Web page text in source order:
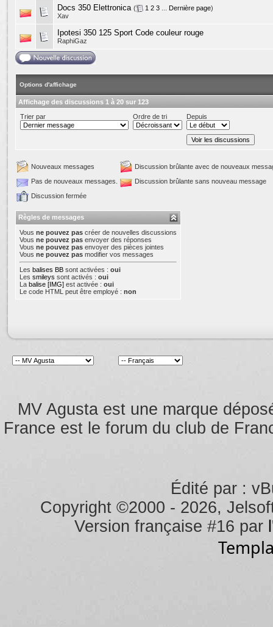
Docs 350 Elettronica ( 1 2 3 Dernière page)
Xav
Ipotesi 350 125 Sport Code couleur rouge
RaphiGaz
Options d'affichage
Affichage des discussions 1 à 20 sur 123
Trier par
Ordre de tri Depuis
Nouveaux messages
Discussion brûlante avec de nouveaux
Pas de nouveaux messages.
Discussion brûlante sans nouveau message
Discussion fermée
Règles de messages
Vous ne pouvez pas créer de nouvelles discussions
Vous ne pouvez pas envoyer des réponses
Vous ne pouvez pas envoyer des pièces jointes
Vous ne pouvez pas modifier vos messages
Les balises BB sont activées : oui
Les smileys sont activés : oui
La balise [IMG] est activée : oui
Le code HTML peut être employé : non
MV Agusta est une marque
France est le forum du club de
Édité par :
Copyright ©2000 - 2026,
Version française #16 par